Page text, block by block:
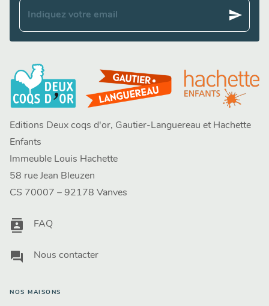
Indiquez votre email send
Editions Deux coqs d'or, Gautier-Languereau et Hachette
Enfants
Immeuble Louis Hachette
58 rue Jean Bleuzen
CS 70007 – 92178 Vanves
contacts FAQ
question_answer Nous contacter
NOS MAISONS